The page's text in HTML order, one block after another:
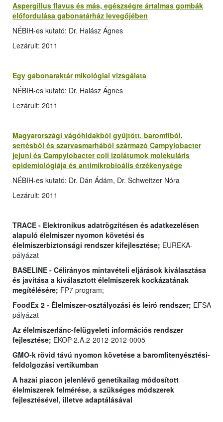
Aspergillus flavus és más, egészségre ártalmas gombák
előfordulása gabonatárház levegőjében
NÉBIH-es kutató: Dr. Halász Ágnes
Lezárult: 2011
Egy gabonaraktár mikológiai vizsgálata
NÉBIH-es kutató: Dr. Halász Ágnes
Lezárult: 2011
Magyarországi vágóhidakból gyűjtött, baromfiból,
sertésből és szarvasmarhából származó Campylobacter
jejuni és Campylobacter coli izolátumok molekuláris
epidemiológiája és antimikrobioális érzékenysége
NÉBIH-es kutató: Dr. Dán Ádám, Dr. Schweitzer Nóra
Lezárult: 2011
TRACE - Elektronikus adatrögzítésen és adatkezelésen
alapuló élelmiszer nyomon követési és
élelmiszerbiztonsági rendszer kifejlesztése; EUREKA-
pályázat
BASELINE - Célirányos mintavételi eljárások kiválasztása
és javítása a kiválasztott élelmiszerek kockázatának
megítélésére; FP7 program;
FoodEx 2 - Élelmiszer-osztályozási és leíró rendszer; EFSA
pályázat
Az élelmiszerlánc-felügyeleti információs rendszer
fejlesztése; EKOP-2.A.2-2012-2012-0005
GMO-k rövid távú nyomon követése a baromfitenyésztési-
feldolgozási vertikumban
A hazai piacon jelenlévő genetikailag módosított
élelmiszerek felmérése, a szükséges módszerek
fejlesztésével, illetve adaptálásával